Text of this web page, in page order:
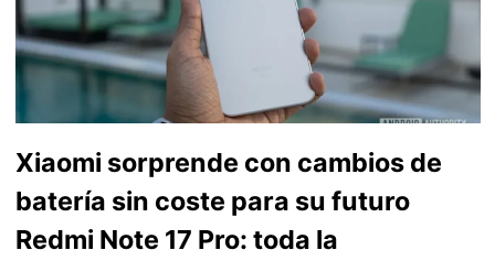
Xiaomi sorprende con cambios de
batería sin coste para su futuro
Redmi Note 17 Pro: toda la